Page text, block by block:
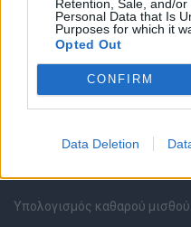
Retention, Sale, and/
Personal Data that Is
Purposes for which it
Opted Out
CONFIRM
Data Deletion
Συμβουλές Καριέρας
HR corner
Υπολογισμός καθαρού μισθού